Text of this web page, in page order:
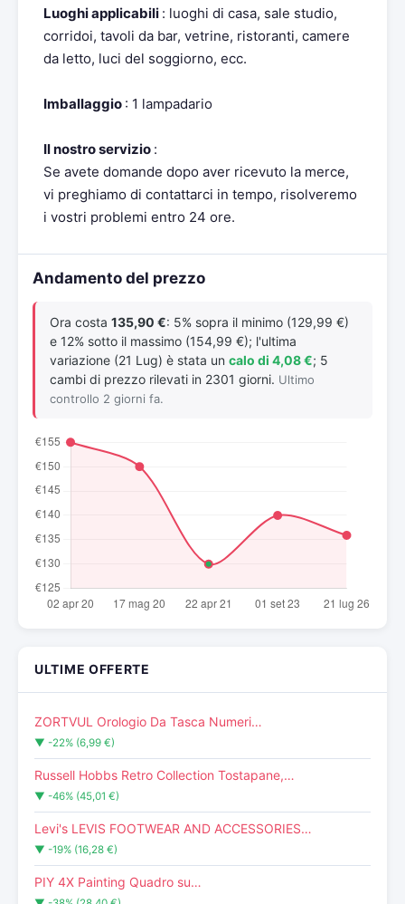
Luoghi applicabili : luoghi di casa, sale studio,
corridoi, tavoli da bar, vetrine, ristoranti, camere
da letto, luci del soggiorno, ecc.
Imballaggio : 1 lampadario
Il nostro servizio :
Se avete domande dopo aver ricevuto la merce,
vi preghiamo di contattarci in tempo, risolveremo
i vostri problemi entro 24 ore.
Andamento del prezzo
Ora costa 135,90 €: 5% sopra il minimo (129,99 €)
e 12% sotto il massimo (154,99 €); l'ultima
variazione (21 Lug) è stata un calo di 4,08 €; 5
cambi di prezzo rilevati in 2301 giorni. Ultimo
controllo 2 giorni fa.
ULTIME OFFERTE
ZORTVUL Orologio Da Tasca Numeri…
▼ -22% (6,99 €)
Russell Hobbs Retro Collection Tostapane,…
▼ -46% (45,01 €)
Levi's LEVIS FOOTWEAR AND ACCESSORIES…
▼ -19% (16,28 €)
PIY 4X Painting Quadro su…